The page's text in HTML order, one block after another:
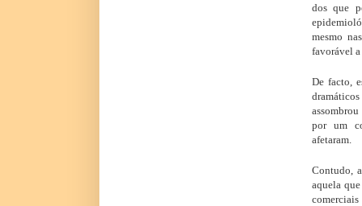
dos que
mesmo
favorável
De facto,
por um
afetaram.
Contudo,
aquela
comerciais